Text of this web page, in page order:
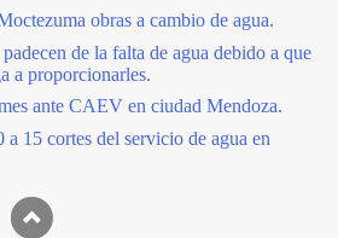
obras a cambio de agua.
de la falta de agua debido a que
a proporcionarles.
ante CAEV en ciudad Mendoza.
15 cortes del servicio de agua en